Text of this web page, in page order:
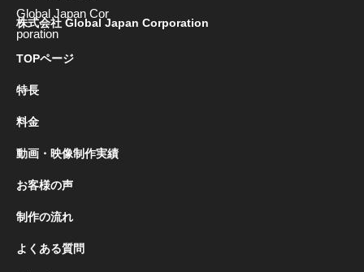
株式会社 Global Japan Corporation
TOPページ
特長
料金
動画・映像制作実績
お客様の声
制作の流れ
よくある質問